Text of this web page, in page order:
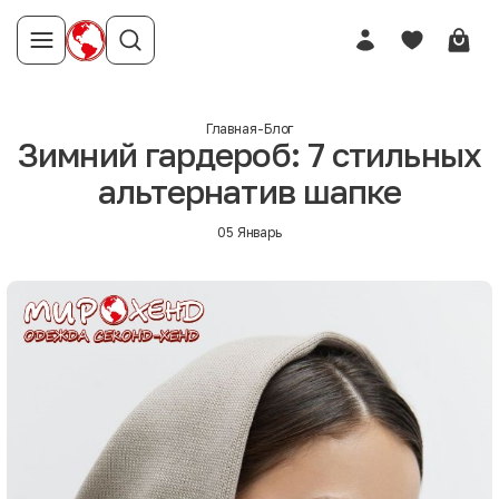
Главная-Блог
Зимний гардероб: 7 стильных
альтернатив шапке
05 Январь